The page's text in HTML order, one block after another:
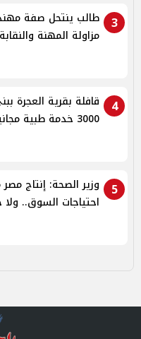
3
طالب ينتحل صفة
مزاولة المهنة
4
قافلة بقرية العجرة
3000 خدمة طبية مجانية
5
وزير الصحة: إنتاج
احتياجات السوق.. ولا